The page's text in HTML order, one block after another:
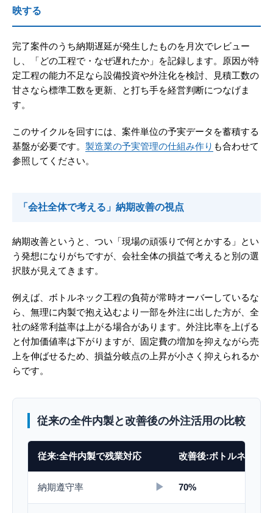
映する
完了案件のうち納期遅延が発生したものを月次でレビュー
し、「どの工程で・なぜ遅れたか」を記録します。原因が特
定工程の能力不足なら設備投資や外注化を検討、見積工数の
甘さなら標準工数を更新、と打ち手を経営判断につなげま
す。
このサイクルを回すには、案件単位の予実データを蓄積する
基盤が必要です。 製造業の予実管理の仕組み作り も合わせて
参照してください。
「会社全体で考える」納期改善の視点
納期改善というと、つい「現場の頑張りで何とかする」とい
う発想になりがちですが、会社全体の損益で考えると別の選
択肢が見えてきます。
例えば、ボトルネック工程の負荷が常時オーバーしているな
ら、無理に内製で抱え込むより一部を外注に出した方が、全
社の経常利益率は上がる場合があります。外注比率を上げる
と付加価値率は下がりますが、固定費の増加を抑えながら売
上を伸ばせるため、損益分岐点の上昇が小さく抑えられるか
らです。
従来の全件内製と改善後の外注活用の比較
従来:全件内製で残業対応 改善後:ボトルネック
納期遵守率 ▶ 70%